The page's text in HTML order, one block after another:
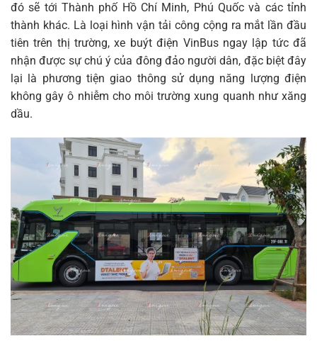
đó sẽ tới Thành phố Hồ Chí Minh, Phú Quốc và các tỉnh
thành khác. Là loại hình vận tải công cộng ra mắt lần đầu
tiên trên thị trường, xe buýt điện VinBus ngay lập tức đã
nhận được sự chú ý của đông đảo người dân, đặc biệt đây
lại là phương tiện giao thông sử dụng năng lượng điện
không gây ô nhiễm cho môi trường xung quanh như xăng
dầu.